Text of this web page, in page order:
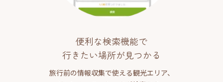
便利な検索機能で
行きたい場所が見つかる
旅行前の情報収集で使える観光エリア、